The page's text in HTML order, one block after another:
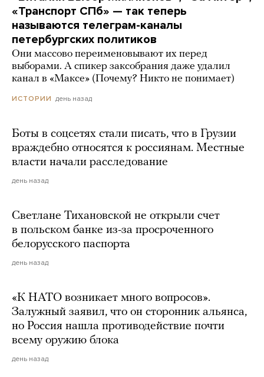
«Транспорт СПб» — так теперь
называются телеграм-каналы
петербургских политиков
Они массово переименовывают их перед
выборами. А спикер заксобрания даже удалил
канал в «Максе» (Почему? Никто не понимает)
ИСТОРИИ день назад
Боты в соцсетях стали писать, что в Грузии
враждебно относятся к россиянам. Местные
власти начали расследование
день назад
Светлане Тихановской не открыли счет
в польском банке из-за просроченного
белорусского паспорта
день назад
«К НАТО возникает много вопросов».
Залужный заявил, что он сторонник альянса,
но Россия нашла противодействие почти
всему оружию блока
день назад